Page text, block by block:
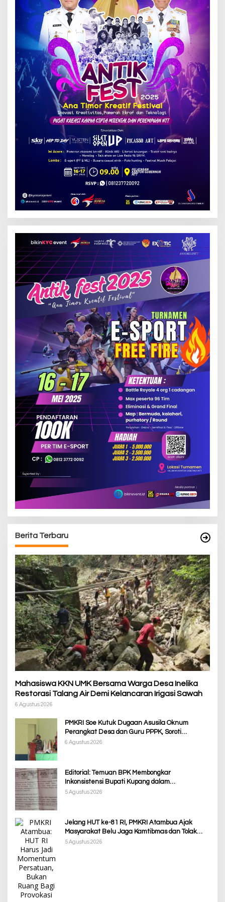
Berita Terbaru
Mahasiswa KKN UMK Bersama Warga Desa Inelika
Restorasi Talang Air Demi Kelancaran Irigasi Sawah
6 Agustus 2026
PMKRI Soe Kutuk Dugaan Asusila Oknum
Perangkat Desa dan Guru PPPK, Soroti
Ketimpangan Penanganan Pemkab TTS
6 Agustus 2026
Editorial: Temuan BPK Membongkar
Inkonsistensi Bupati Kupang dalam
Menjalankan Regulasi
5 Agustus 2026
Jelang HUT ke-81 RI, PMKRI Atambua Ajak
Masyarakat Belu Jaga Kamtibmas dan Tolak
Provokasi
5 Agustus 2026